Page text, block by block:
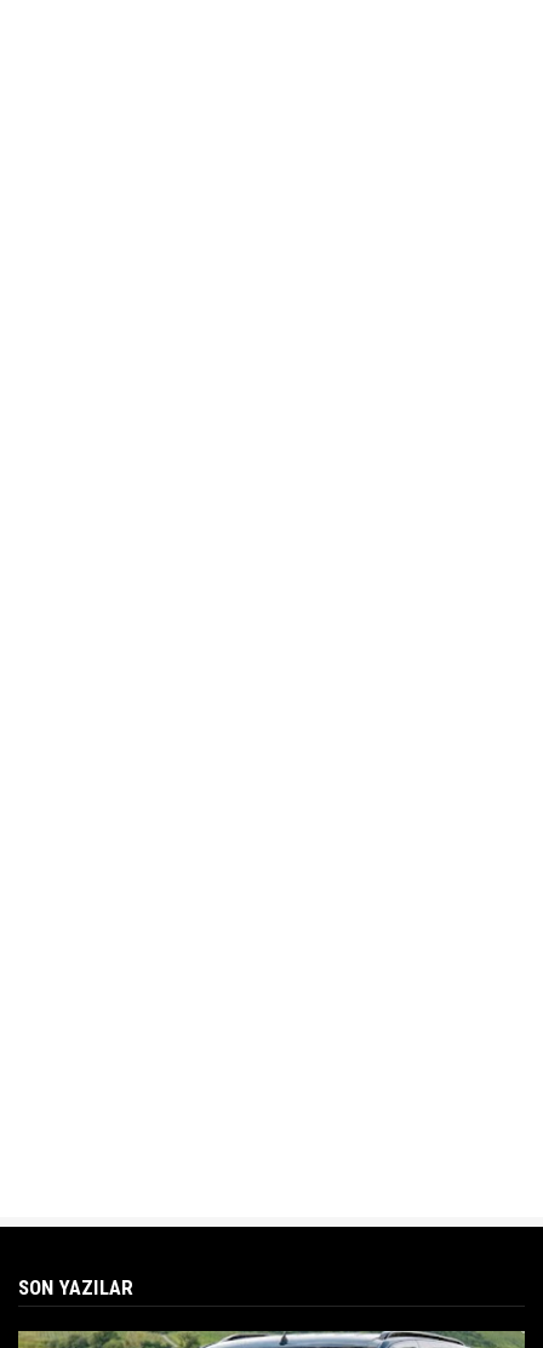
SON YAZILAR